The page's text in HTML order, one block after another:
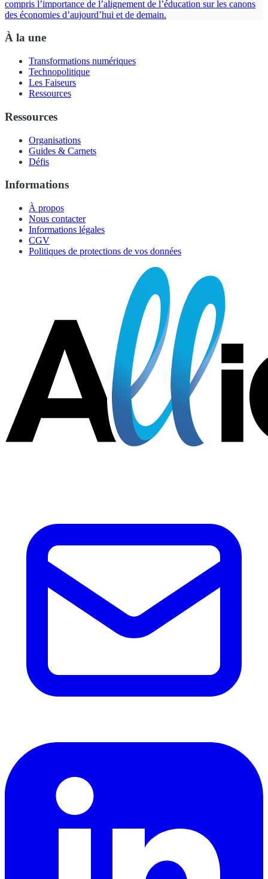
compris l’importance de l’alignement de l’éducation sur les canons
des économies d’aujourd’hui et de demain.
À la une
Transformations numériques
Technopolitique
Les Faiseurs
Ressources
Ressources
Organisations
Guides & Carnets
Défis
Informations
À propos
Nous contacter
Informations légales
CGV
Politiques de protections de vos données